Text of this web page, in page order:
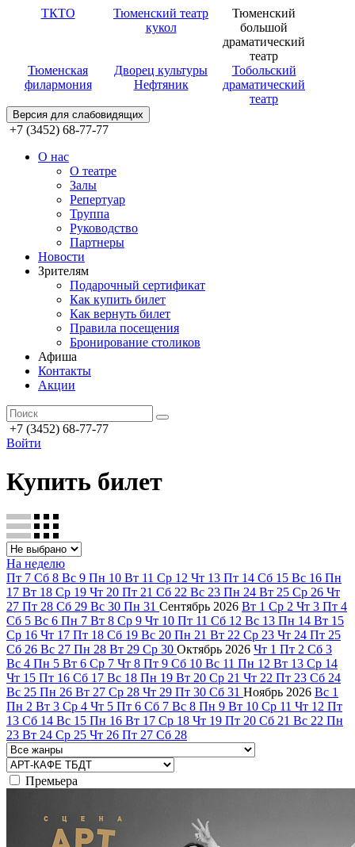
ТКТО
Тюменский театр
кукол
Тюменский
большой
драматический
театр
Тюменская
филармония
Дворец культуры
Нефтяник
Тобольский
драматический
театр
Версия для слабовидящих
+7 (3452) 68-77-77
О нас
О театре
Залы
Репертуар
Труппа
Руководство
Партнеры
Новости
Зрителям
Подарочный сертификат
Как купить билет
Как вернуть билет
Правила посещения
Бронирование столиков
Афиша
Контакты
Акции
+7 (3452) 68-77-77
Войти
Купить билет
На неделю
Пт 7 Сб 8 Вс 9 Пн 10 Вт 11 Ср 12 Чт 13 Пт 14 Сб 15 Вс 16 Пн
17 Вт 18 Ср 19 Чт 20 Пт 21 Сб 22 Вс 23 Пн 24 Вт 25 Ср 26 Чт
27 Пт 28 Сб 29 Вс 30 Пн 31 Сентябрь 2026 Вт 1 Ср 2 Чт 3 Пт 4
Сб 5 Вс 6 Пн 7 Вт 8 Ср 9 Чт 10 Пт 11 Сб 12 Вс 13 Пн 14 Вт 15
Ср 16 Чт 17 Пт 18 Сб 19 Вс 20 Пн 21 Вт 22 Ср 23 Чт 24 Пт 25
Сб 26 Вс 27 Пн 28 Вт 29 Ср 30 Октябрь 2026 Чт 1 Пт 2 Сб 3
Вс 4 Пн 5 Вт 6 Ср 7 Чт 8 Пт 9 Сб 10 Вс 11 Пн 12 Вт 13 Ср 14
Чт 15 Пт 16 Сб 17 Вс 18 Пн 19 Вт 20 Ср 21 Чт 22 Пт 23 Сб 24
Вс 25 Пн 26 Вт 27 Ср 28 Чт 29 Пт 30 Сб 31 Ноябрь 2026 Вс 1
Пн 2 Вт 3 Ср 4 Чт 5 Пт 6 Сб 7 Вс 8 Пн 9 Вт 10 Ср 11 Чт 12 Пт
13 Сб 14 Вс 15 Пн 16 Вт 17 Ср 18 Чт 19 Пт 20 Сб 21 Вс 22 Пн
23 Вт 24 Ср 25 Чт 26 Пт 27 Сб 28
Премьера